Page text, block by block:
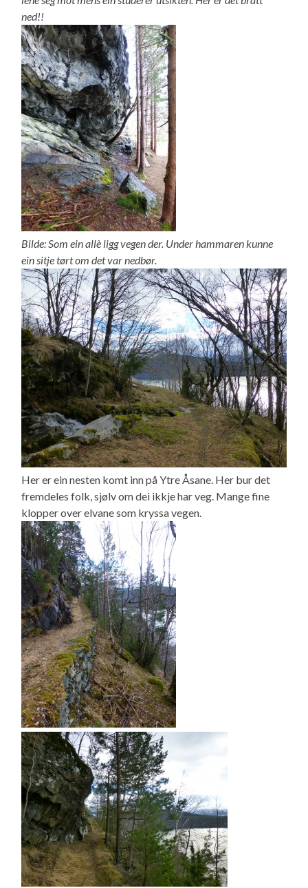
ned!!
Bilde: Som ein allè ligg vegen der. Under hammaren kunne
ein sitje tørt om det var nedbør.
Her er ein nesten komt inn på Ytre Åsane. Her bur det
fremdeles folk, sjølv om dei ikkje har veg. Mange fine
klopper over elvane som kryssa vegen.